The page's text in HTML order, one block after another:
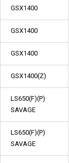
GSX1400
GSX1400
GSX1400
GSX1400(Z)
LS650(F)(P)
SAVAGE
LS650(F)(P)
SAVAGE